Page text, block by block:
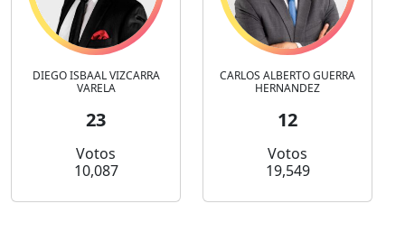
DIEGO ISBAAL VIZCARRA
VARELA
23
Votos
10,087
CARLOS ALBERTO GUERRA
HERNANDEZ
12
Votos
19,549